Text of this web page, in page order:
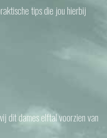
tips die jou hierbij
dit dames elftal voorzien van